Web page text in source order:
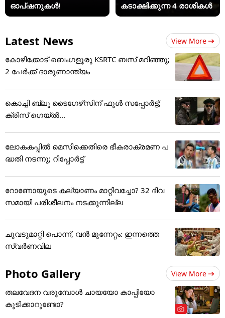
ഓപ്ഷനുകൾ!
കടാക്ഷിക്കുന്ന 4 രാശികൾ
Latest News View More
കോഴിക്കോട്-ബെംഗളൂരു KSRTC ബസ് മറിഞ്ഞു;
2 പേർക്ക് ദാരുണാന്ത്യം
കൊച്ചി ബ്ലൂ ടൈഗേഴ്‌സിന് ഫുള്‍ സപ്പോര്‍ട്ട്;
ക്രിസ് ഗെയ്ല്‍...
ലോകകപ്പിൽ മെസിക്കെതിരെ ഭീകരാക്രമണ പ
ദ്ധതി നടന്നു; റിപ്പോർട്ട്
റോണോയുടെ കല്യാണം മാറ്റിവച്ചോ? 32 ദിവ
സമായി പരിശീലനം നടക്കുന്നില്ല
ചുവടുമാറ്റി പൊന്ന്, വന്‍ മുന്നേറ്റം: ഇന്നത്തെ
സ്വര്‍ണവില
Photo Gallery View More
തലവേദന വരുമ്പോൾ ചായയോ കാപ്പിയോ
കുടിക്കാറുണ്ടോ?